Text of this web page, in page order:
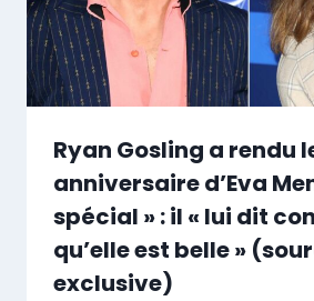
Ryan Gosling a rendu
anniversaire d’Eva
spécial » : il « lui dit
qu’elle est belle »
exclusive)